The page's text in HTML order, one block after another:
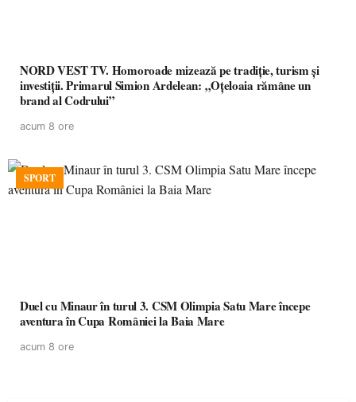
NORD VEST TV. Homoroade mizează pe tradiție, turism și
investiții. Primarul Simion Ardelean: „Oțeloaia rămâne un
brand al Codrului”
acum 8 ore
SPORT
Duel cu Minaur în turul 3. CSM Olimpia Satu Mare începe
aventura în Cupa României la Baia Mare
acum 8 ore